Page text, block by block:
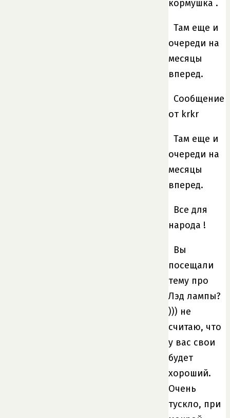
кормушка .
Там еще и
очереди на
месяцы
вперед.
Сообщение
от krkr
Там еще и
очереди на
месяцы
вперед.
Все для
народа !
Вы
посещали
тему про
Лэд лампы?
))) не
считаю, что
у вас свои
будет
хороший.
Очень
тускло, при